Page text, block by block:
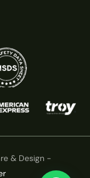
& Design -